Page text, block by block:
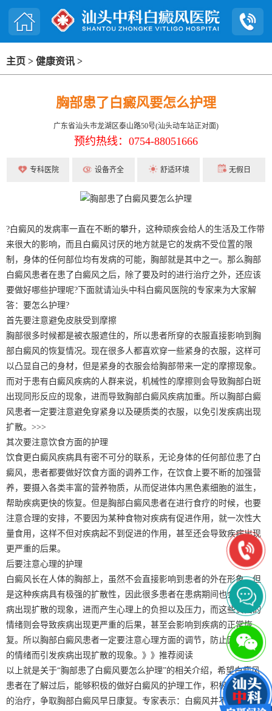
主页 > 健康资讯 >
胸部患了白癜风要怎么护理
广东省汕头市龙湖区泰山路50号(汕头动车站正对面)
预约热线：0754-88051666
专科医院 设备齐全 舒适环境 无假日
?白癜风的发病率一直在不断的攀升，这种顽疾会给人的生活及工作带
来很大的影响，而且白癜风讨厌的地方就是它的发病不受位置的限
制，身体的任何部位均有发病的可能，胸部就是其中之一。那么胸部
白癜风患者在患了白癜风之后，除了要及时的进行治疗之外，还应该
要做好哪些护理呢?下面就请汕头中科白癜风医院的专家来为大家解
答：要怎么护理?
首先要注意避免皮肤受到摩擦
胸部很多时候都是被衣服遮住的，所以患者所穿的衣服直接影响到胸
部白癜风的恢复情况。现在很多人都喜欢穿一些紧身的衣服，这样可
以凸显自己的身材，但是紧身的衣服会给胸部带来一定的摩擦现象。
而对于患有白癜风疾病的人群来说，机械性的摩擦则会导致胸部白斑
出现同形反应的现象，进而导致胸部白癜风疾病加重。所以胸部白癜
风患者一定要注意避免穿紧身以及硬质类的衣服，以免引发疾病出现
扩散。>>>
其次要注意饮食方面的护理
饮食更白癜风疾病具有密不可分的联系，无论身体的任何部位患了白
癜风，患者都要做好饮食方面的调养工作，在饮食上要不断的加强营
养，要摄入各类丰富的营养物质，从而促进体内黑色素细胞的滋生，
帮助疾病更快的恢复。但是胸部白癜风患者在进行食疗的时候，也要
注意合理的安排，不要因为某种食物对疾病有促进作用，就一次性大
量食用，这样不但对疾病起不到促进的作用，甚至还会导致疾病出现
更严重的后果。
后要注意心理的护理
白癜风长在人体的胸部上，虽然不会直接影响到患者的外在形象，但
是这种疾病具有极强的扩散性，因此很多患者在患病期间也会担心疾
病出现扩散的现象，进而产生心理上的负担以及压力，而这些负面的
情绪则会导致疾病出现更严重的后果，甚至会影响到疾病的正常恢
复。所以胸部白癜风患者一定要注意心理方面的调节，防止因为不良
的情绪而引发疾病出现扩散的现象。》》推荐阅读
以上就是关于“胸部患了白癜风要怎么护理”的相关介绍，希望白癜风
患者在了解过后，能够积极的做好白癜风的护理工作，积极配合专家
的治疗，争取胸部白癜风早日康复。专家表示：白癜风并不可怕，可